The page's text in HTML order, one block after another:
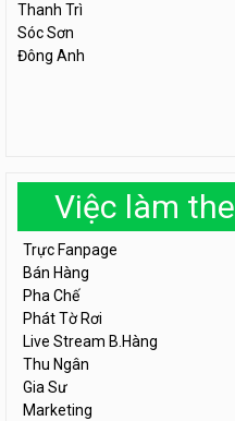
Thanh Trì
Sóc Sơn
Đông Anh
Việc làm
Trực Fanpage
Bán Hàng
Pha Chế
Phát Tờ Rơi
Live Stream B.Hàng
Thu Ngân
Gia Sư
Marketing